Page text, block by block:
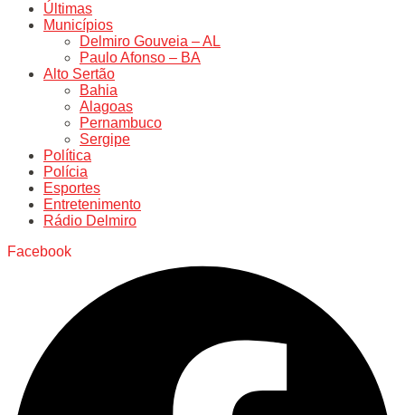
Últimas
Municípios
Delmiro Gouveia – AL
Paulo Afonso – BA
Alto Sertão
Bahia
Alagoas
Pernambuco
Sergipe
Política
Polícia
Esportes
Entretenimento
Rádio Delmiro
Facebook